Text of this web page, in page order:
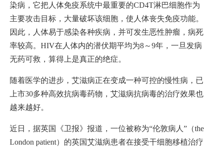
染病，它把人体免疫系统中最重要的CD4T淋巴细胞作为
主要攻击目标，大量破坏该细胞，使人体丧失免疫功能。
因此，人体易于感染各种疾病，并可发生恶性肿瘤，病死
率较高。HIV在人体内的潜伏期平均为8～9年，一旦发病
无药可救，算得上是真正的绝症。
随着医学的进步，艾滋病正在变成一种可控的慢性病，已
上市30多种高效抗病毒药物，艾滋病抗病毒的治疗效果也
越来越好。
近日，据英国《卫报》报道，一位被称为“伦敦病人”（the
London patient）的英国艾滋病患者在接受干细胞移植治疗